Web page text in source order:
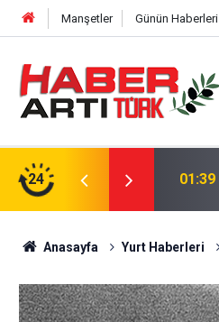
Manşetler Günün Haberleri
24 Düşüşte 22:47
Anasayfa Yurt Haberleri